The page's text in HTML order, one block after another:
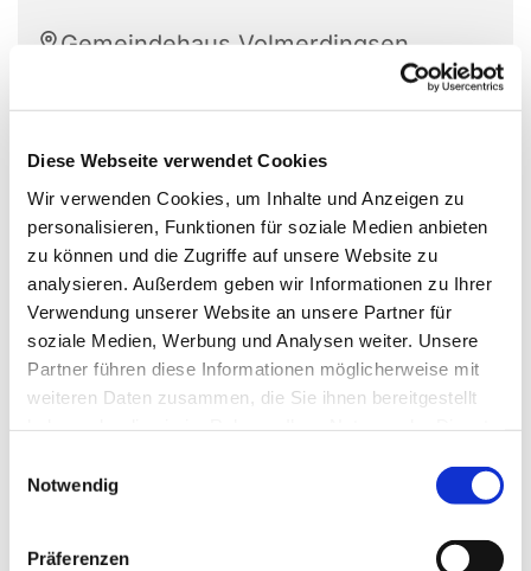
Diese Webseite verwendet Cookies
Wir verwenden Cookies, um Inhalte und Anzeigen zu
personalisieren, Funktionen für soziale Medien anbieten
zu können und die Zugriffe auf unsere Website zu
analysieren. Außerdem geben wir Informationen zu Ihrer
Verwendung unserer Website an unsere Partner für
soziale Medien, Werbung und Analysen weiter. Unsere
Partner führen diese Informationen möglicherweise mit
weiteren Daten zusammen, die Sie ihnen bereitgestellt
Notwendig
Präferenzen
Gemeindehaus Volmerdingsen,
Pfarrer-Brünger-Strasse 1, 32549
Bad Oeynhausen